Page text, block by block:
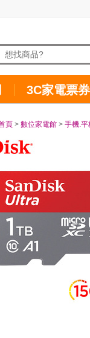
3C家電票券
頁 > 數位家電館 > 手機.平